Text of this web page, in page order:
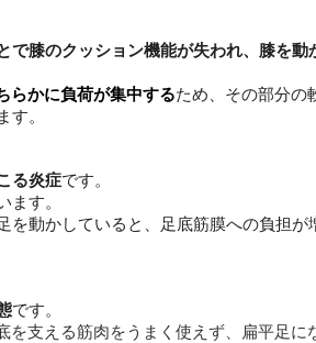
で膝のクッション機能が失われ、膝を動
らかに負荷が集中するため、その部分の
。
る炎症です。
す。
を動かしていると、足底筋膜への負担が
です。
を支える筋肉をうまく使えず、扁平足に